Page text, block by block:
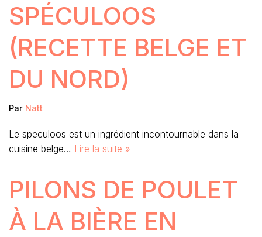
SPÉCULOOS
(RECETTE BELGE ET
DU NORD)
Par Natt
Le speculoos est un ingrédient incontournable dans la
cuisine belge… Lire la suite »
PILONS DE POULET
À LA BIÈRE EN